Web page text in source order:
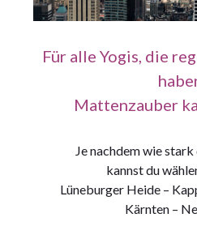
Für alle Yogis, die
Mattenzauber
Je nachdem wie
kannst du
Lüneburger Heide –
Kärnten –